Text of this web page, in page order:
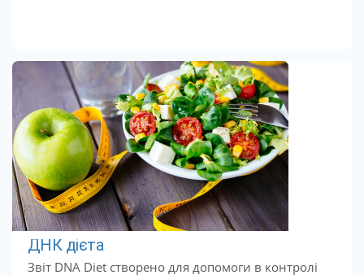
ДНК дієта
Звіт DNA Diet створено для допомоги в контролі